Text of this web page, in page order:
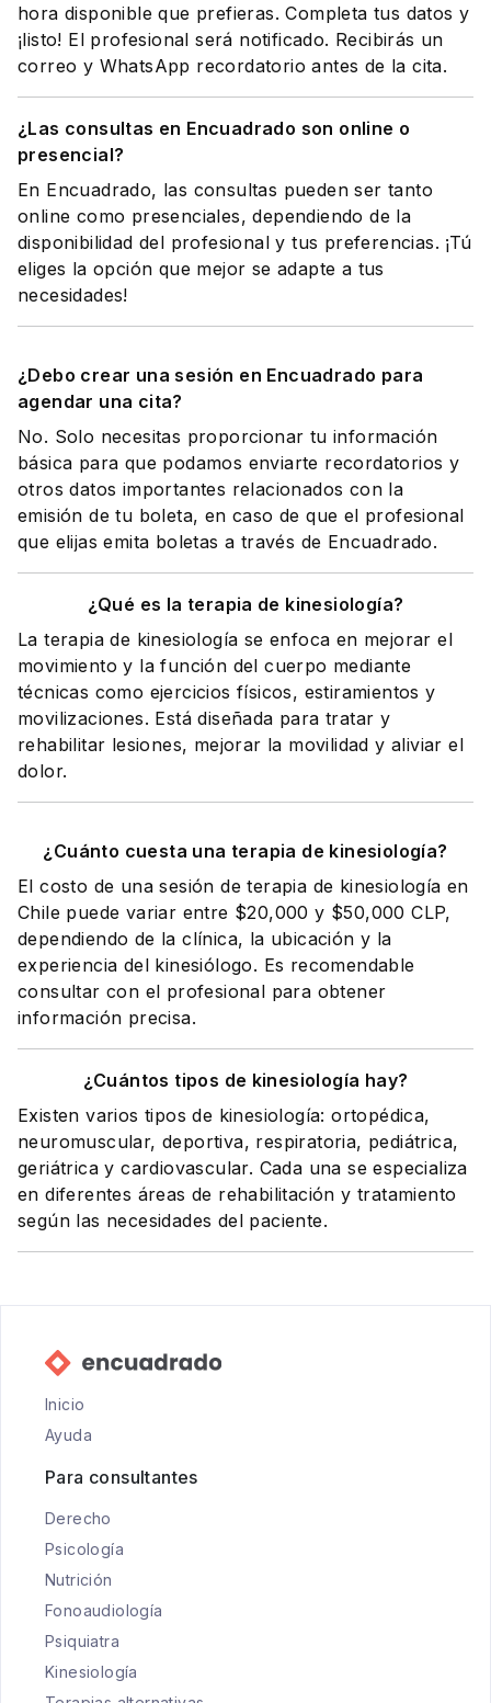
hora disponible que prefieras. Completa tus datos y
¡listo! El profesional será notificado. Recibirás un
correo y WhatsApp recordatorio antes de la cita.
¿Las consultas en Encuadrado son online o
presencial?
En Encuadrado, las consultas pueden ser tanto
online como presenciales, dependiendo de la
disponibilidad del profesional y tus preferencias. ¡Tú
eliges la opción que mejor se adapte a tus
necesidades!
¿Debo crear una sesión en Encuadrado para
agendar una cita?
No. Solo necesitas proporcionar tu información
básica para que podamos enviarte recordatorios y
otros datos importantes relacionados con la
emisión de tu boleta, en caso de que el profesional
que elijas emita boletas a través de Encuadrado.
¿Qué es la terapia de kinesiología?
La terapia de kinesiología se enfoca en mejorar el
movimiento y la función del cuerpo mediante
técnicas como ejercicios físicos, estiramientos y
movilizaciones. Está diseñada para tratar y
rehabilitar lesiones, mejorar la movilidad y aliviar el
dolor.
¿Cuánto cuesta una terapia de kinesiología?
El costo de una sesión de terapia de kinesiología en
Chile puede variar entre $20,000 y $50,000 CLP,
dependiendo de la clínica, la ubicación y la
experiencia del kinesiólogo. Es recomendable
consultar con el profesional para obtener
información precisa.
¿Cuántos tipos de kinesiología hay?
Existen varios tipos de kinesiología: ortopédica,
neuromuscular, deportiva, respiratoria, pediátrica,
geriátrica y cardiovascular. Cada una se especializa
en diferentes áreas de rehabilitación y tratamiento
según las necesidades del paciente.
Inicio
Ayuda
Para consultantes
Derecho
Psicología
Nutrición
Fonoaudiología
Psiquiatra
Kinesiología